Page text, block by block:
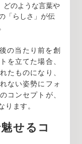
どのような言葉や
「らしさ」が伝
の当たり前を創
を立てた場合、
たものになり、
ない姿勢にフォ
コンセプトが、
ります。
せるコ